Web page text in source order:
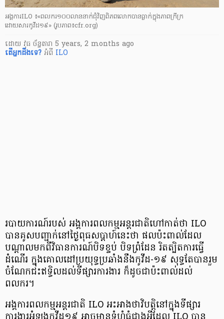
អង្គការILO ៖«ពលករ១០០លាននាក់ជុំវិញពិភពលោកបានធ្លាក់ក្នុងភាពក្រីក្រ
ដោយសារកូវីដ១៩» (រូបភាព៖cfr.org)
ដោយ វុធ ច័ន្ទតារា 5 years, 2 months ago
តើ​អ្នក​ដឹងទេ? អំពី ILO
របាយការណ៍របស់ អង្គការពលកម្មអន្តរជាតិហៅកាត់ថា ILO
បានគូសបញ្ជាក់នៅថ្ងៃពុធសប្តាហ៍នេះថា ផលប៉ះពាល់ដែល
បណ្តាលមកពីវិធានការណ៍បិទខ្ទប់ បិទព្រំដែន រិតត្បិតការធ្វើ
ដំណើរ ក្នុងគោលដៅប្រយុទ្ធប្រឆាំងនឹងកូវីដ-១៩ សុទ្ធតែបានរួម
ចំណែកជះឥទ្ធិលដល់ទីផ្សារការងារ ក៏ដូចជាប៉ះពាល់ដល់
ពលករ។
អង្គការពលកម្មអន្តរជាតិ ILO អះអាងថាវិបត្តិនៅក្នុងទីផ្សារ